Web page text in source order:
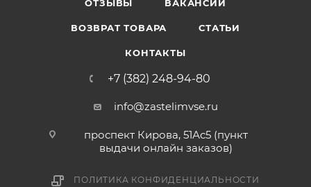
ОТЗЫВЫ ВАКАНСИИ
ВОЗВРАТ ТОВАРА СТАТЬИ
КОНТАКТЫ
+7 (382) 248-94-80
info@zastelimvse.ru
проспект Кирова, 51Ас5 (пункт
выдачи онлайн заказов)
ПОЛИТИКА КОНФИДЕНЦИАЛЬНОСТИ